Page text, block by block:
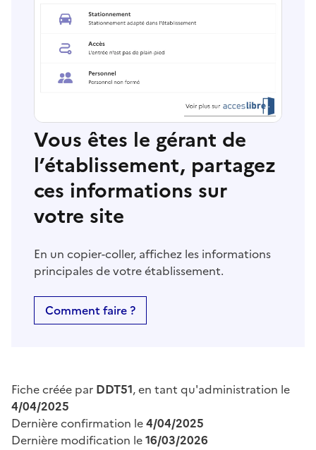
Vous êtes le gérant de
l’établissement, partagez
ces informations sur
votre site
En un copier-coller, affichez les informations
principales de votre établissement.
Comment faire ?
Fiche créée par DDT51, en tant qu'administration le
4/04/2025
Dernière confirmation le4/04/2025
Dernière modification le16/03/2026